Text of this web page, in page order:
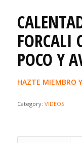
FORCALI
POCO Y
HAZTE MIEMBRO
Category: VIDEOS